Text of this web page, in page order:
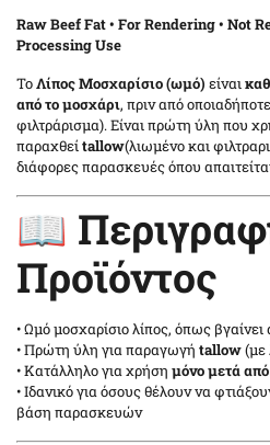
Raw Beef Fat • For Rendering • Not
Processing Use
ΤοΛίπος Μοσχαρίσιο (ωμό) είναι
από το μοσχάρι, πριν από
φιλτράρισμα). Είναι πρώτη ύλη που
παραχθείtallow(λιωμένο και
διάφορες παρασκευές όπου
📖
Προϊόντος
• Ωμό μοσχαρίσιο λίπος, όπως
• Πρώτη ύλη για παραγωγή tallow(με
• Κατάλληλο για χρήση μόνο μετά
• Ιδανικό για όσους θέλουν να
βάση παρασκευών